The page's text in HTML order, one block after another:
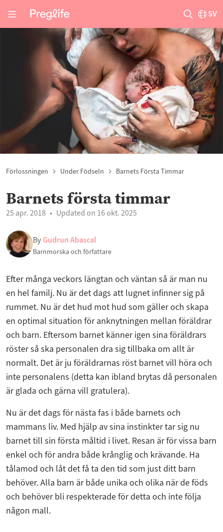
SV
Förlossningen Under Födseln Barnets Första Timmar
Barnets första timmar
25 apr. 2018 Updated on 16 okt. 2025
By Gudrun Abascal
Barnmorska och författare
Efter många veckors längtan och väntan så är man nu
en hel familj. Nu är det dags att lugnet infinner sig på
rummet. Nu är det hud mot hud som gäller och skapa
en optimal situation för anknytningen mellan föräldrar
och barn. Eftersom barnet känner igen sina föräldrars
röster så ska personalen dra sig tillbaka om allt är
normalt. Det är ju föräldrarnas röst barnet vill höra och
inte personalens (detta kan ibland brytas då personalen
är glada och gärna vill gratulera).
Nu är det dags för nästa fas i både barnets och
mammans liv. Med hjälp av sina instinkter tar sig nu
barnet till sin första måltid i livet. Resan är för vissa barn
enkel och för andra både krånglig och krävande. Ha
tålamod och låt det få ta den tid som just ditt barn
behöver. Alla barn är både unika och olika när de föds
och behöver bli respekterade för detta och inte följa
någon mall.